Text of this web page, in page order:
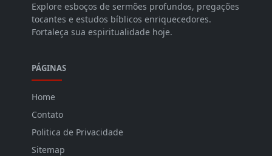
Explore esboços de sermões profundos, pregações
tocantes e estudos bíblicos enriquecedores.
Fortaleça sua espiritualidade hoje.
PÁGINAS
Home
Contato
Politica de Privacidade
Sitemap